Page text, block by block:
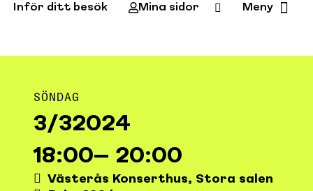
Inför ditt besök Mina sidor Meny
SÖNDAG
3/32024
18:00– 20:00
Västerås Konserthus, Stora salen